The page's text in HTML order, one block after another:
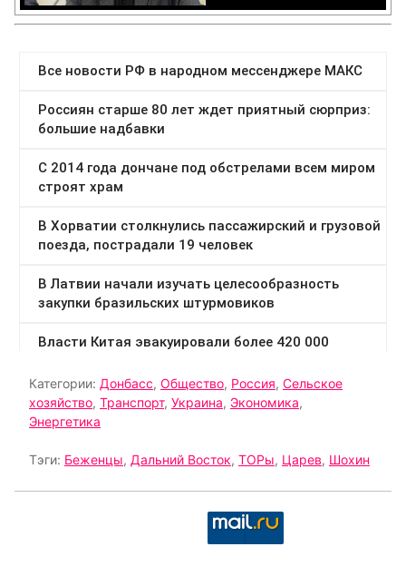
Категории: Донбасс, Общество, Россия, Сельское
хозяйство, Транспорт, Украина, Экономика,
Энергетика
Тэги: Беженцы, Дальний Восток, ТОРы, Царев, Шохин